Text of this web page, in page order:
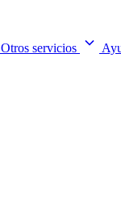
Otros servicios